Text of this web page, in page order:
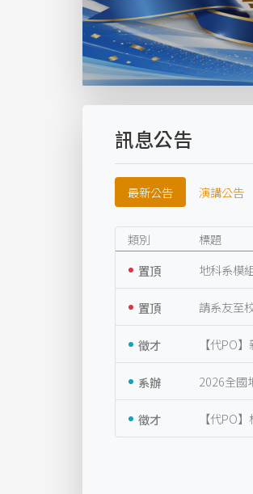
訊息公告
最新公告 演講公告
類別 標題
置頂
地科系模
置頂 請系友至
徵才 【代PO
系辦 2026全國
徵才 【代PO